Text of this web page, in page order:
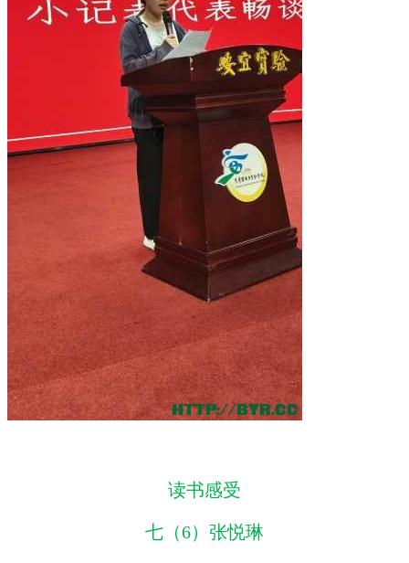
读书感受
七（6）张悦琳